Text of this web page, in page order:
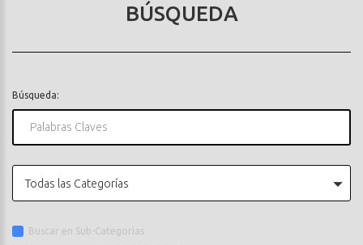
BÚSQUEDA
Búsqueda:
Todas las Categorías
Buscar en Sub-Categorías